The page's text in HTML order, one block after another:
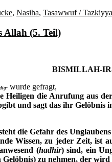
, Nasiha, Tasawwuf / Tazkiyya
Allah (5. Teil)
BISMILLAH-
wurde gefragt,
Heiligen die Anrufung aus
und sagt das ihr Gelöbnis
die Gefahr des
Wissen, zu jeder Zeit, ist
(hadhir) sind, ein
Gelöbnis) zu nehmen, der